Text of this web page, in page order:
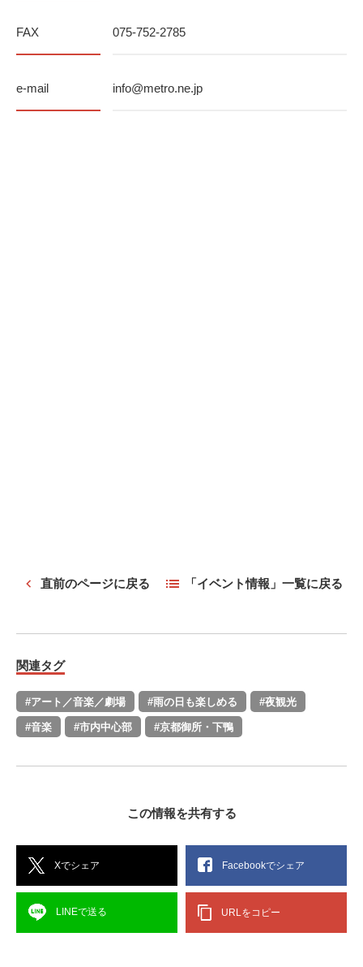
FAX 075-752-2785
e-mail info@metro.ne.jp
直前のページに戻る 「イベント情報」一覧に戻る
関連タグ
#アート／音楽／劇場 #雨の日も楽しめる #夜観光
#音楽 #市内中心部 #京都御所・下鴨
この情報を共有する
Xでシェア Facebookでシェア
LINEで送る URLをコピー